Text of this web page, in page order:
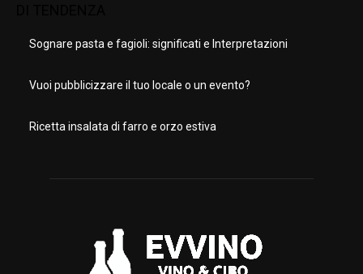
Sognare pasta e fagioli: significati e Interpretazioni
Vuoi pubblicizzare il tuo locale o un evento?
Ricetta insalata di farro e orzo estiva